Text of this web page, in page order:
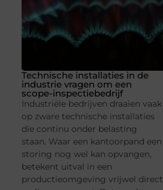
Technische installaties in de
industrie vragen om een
scope-inspectiebedrijf
Industriële bedrijven draaien vaak
op zware technische installaties
die continu onder belasting
staan. Waar een kantoorpand een
storing nog wel kan opvangen,
betekent uitval in een
productieomgeving vrijwel direct